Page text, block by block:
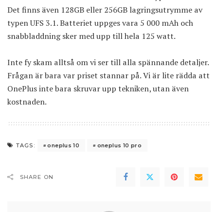
Det finns även 128GB eller 256GB lagringsutrymme av
typen UFS 3.1. Batteriet uppges vara 5 000 mAh och
snabbladdning sker med upp till hela 125 watt.
Inte fy skam alltså om vi ser till alla spännande detaljer.
Frågan är bara var priset stannar på. Vi är lite rädda att
OnePlus inte bara skruvar upp tekniken, utan även
kostnaden.
TAGS: oneplus 10 oneplus 10 pro
SHARE ON